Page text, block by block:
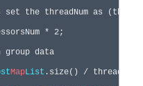
set the threadNum as (the
* 2;
group data
MapList .size() /